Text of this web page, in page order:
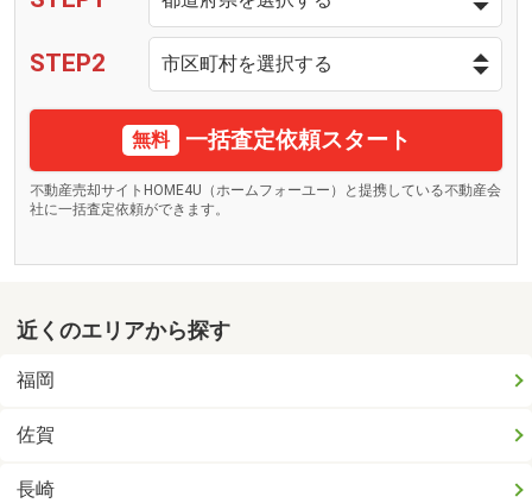
STEP2
無料 一括査定依頼スタート
不動産売却サイトHOME4U（ホームフォーユー）と提携している不動産会
社に一括査定依頼ができます。
近くのエリアから探す
福岡
佐賀
長崎